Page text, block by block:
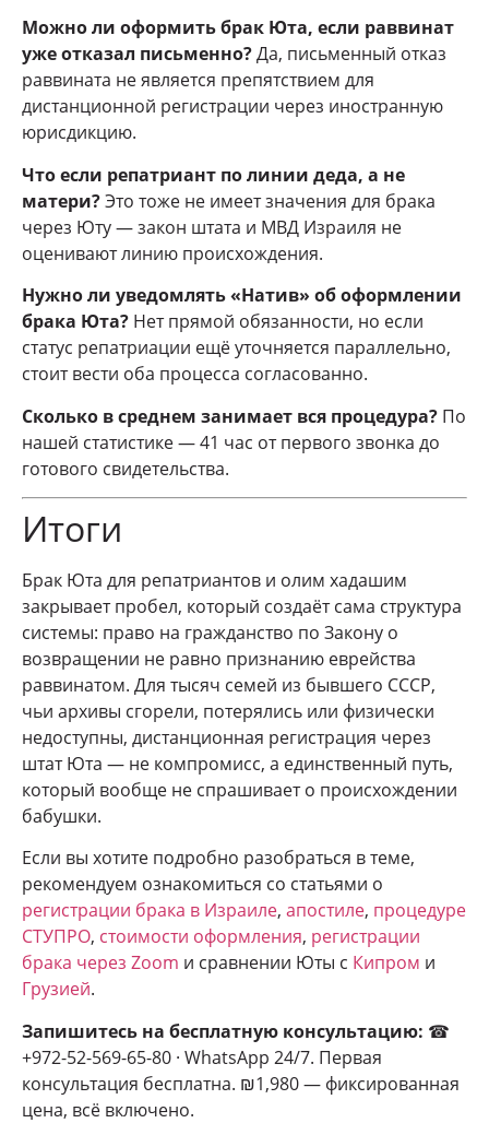
Можно ли оформить брак Юта, если раввинат
уже отказал письменно?Да, письменный отказ
раввината не является препятствием для
дистанционной регистрации через иностранную
юрисдикцию.
Что если репатриант по линии деда, а не
матери?Это тоже не имеет значения для брака
через Юту — закон штата и МВД Израиля не
оценивают линию происхождения.
Нужно ли уведомлять «Натив» об оформлении
брака Юта? Нет прямой обязанности, но если
статус репатриации ещё уточняется параллельно,
стоит вести оба процесса согласованно.
Сколько в среднем занимает вся процедура? По
нашей статистике — 41 час от первого звонка до
готового свидетельства.
Итоги
Брак Юта для репатриантов и олим хадашим
закрывает пробел, который создаёт сама структура
системы: право на гражданство по Закону о
возвращении не равно признанию еврейства
раввинатом. Для тысяч семей из бывшего СССР,
чьи архивы сгорели, потерялись или физически
недоступны, дистанционная регистрация через
штат Юта — не компромисс, а единственный путь,
который вообще не спрашивает о происхождении
бабушки.
Если вы хотите подробно разобраться в теме,
рекомендуем ознакомиться со статьями о
регистрации брака в Израиле, апостиле, процедуре
СТУПРО, стоимости оформления, регистрации
брака через Zoom и сравнении Юты с Кипром и
Грузией.
Запишитесь на бесплатную консультацию: ☎
+972-52-569-65-80 · WhatsApp 24/7. Первая
консультация бесплатна. ₪1,980 — фиксированная
цена, всё включено.